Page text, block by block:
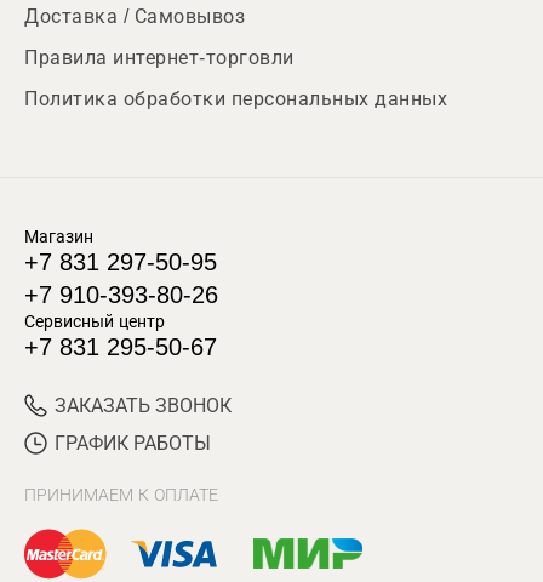
Доставка / Самовывоз
Правила интернет-торговли
Политика обработки персональных данных
Магазин
+7 831 297-50-95
+7 910-393-80-26
Сервисный центр
+7 831 295-50-67
ЗАКАЗАТЬ ЗВОНОК
ГРАФИК РАБОТЫ
ПРИНИМАЕМ К ОПЛАТЕ